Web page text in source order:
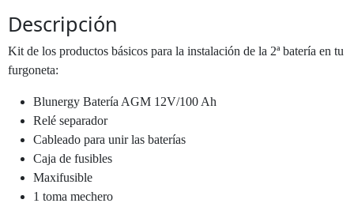
Descripción
Kit de los productos básicos para la instalación de la 2ª batería en tu
furgoneta:
Blunergy Batería AGM 12V/100 Ah
Relé separador
Cableado para unir las baterías
Caja de fusibles
Maxifusible
1 toma mechero